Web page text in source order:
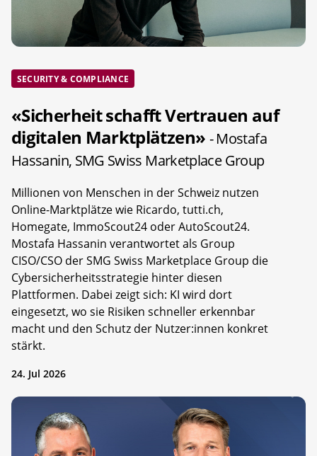
SECURITY & COMPLIANCE
«Sicherheit schafft Vertrauen auf
digitalen Marktplätzen» - Mostafa
Hassanin, SMG Swiss Marketplace Group
Millionen von Menschen in der Schweiz nutzen
Online-Marktplätze wie Ricardo, tutti.ch,
Homegate, ImmoScout24 oder AutoScout24.
Mostafa Hassanin verantwortet als Group
CISO/CSO der SMG Swiss Marketplace Group die
Cybersicherheitsstrategie hinter diesen
Plattformen. Dabei zeigt sich: KI wird dort
eingesetzt, wo sie Risiken schneller erkennbar
macht und den Schutz der Nutzer:innen konkret
stärkt.
24. Jul 2026